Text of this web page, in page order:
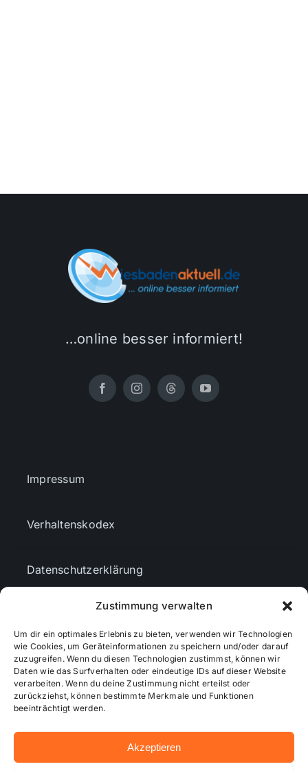
Zustimmung verwalten
Um dir ein optimales Erlebnis zu bieten, verwenden wir Technologien
wie Cookies, um Geräteinformationen zu speichern und/oder darauf
zuzugreifen. Wenn du diesen Technologien zustimmst, können wir
Daten wie das Surfverhalten oder eindeutige IDs auf dieser Website
verarbeiten. Wenn du deine Zustimmung nicht erteilst oder
zurückziehst, können bestimmte Merkmale und Funktionen
beeinträchtigt werden.
Akzeptieren
…online besser informiert!
Impressum
Verhaltenskodex
Datenschutzerklärung
Cookie-Richtlinie (EU)
Mediendaten
© 2026 - Wiesbadenaktuell ...online besser informiert!